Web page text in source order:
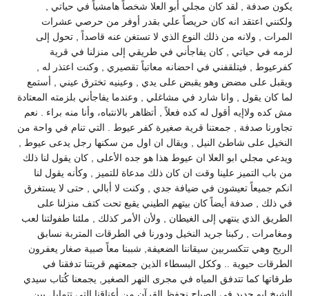
يكون صدفة , لقد كان مجلي أبو العلا شخصاً هامشياً في حياتي ,
ولكنني اعتقد انه كان حريصاً علي بقدر أوفر من حرصي عشرات
المرات , ولانه من ذلك النوع الذي لا تستغن عنه قاصداً , تحول إلى
لزمه في حياتي , كان يفاجأني في طريقي إلى منزلنا في قرية
كفرعيوط , فيتلقفني في احضانه معاتباً تقصيري , وكنت اعتذر له ,
ويقبل على مضض وهو يقبض على يدي , وعينيه تخترق عيني , أستمع
لما كان يقول , وانا شارد في مشاغلي , وعندما يفاجأني بلزمته المعتادة
مش كده ولاإيه أقول له كده فعلاً , أتظاهر بالانتباه، وأنا منه براء . نعم
تجاورنا صدفة , جمعتنا قرية صغيرة كفر عيوط . التي تنام في واحة من
النخيل على شاطئ النيل , ويقال ان اول من سكنها رجل يدعى عيوط ,
ويدعي مجلي ابو العلا ان عيوط هذا هو جده الأعلى , كان يقول لنا ذلك
من باب التميز علينا وقت ان كان ذلك مدعاة للتميز , وكأنه يقول لنا
انكم جميعاً تعيشون في ضيافة جدي , وكنت لا أبالي , حتى لا يستغرق
في ذلك , صدفة أيضاً كان بيتهم الطيني يقبع تحت كتف منزلنا على
الطريق الذي ينتهي إلى الغيطان , ولأن الأمر كذلك , ملئنا طفولتنا لعب
ومغامرات , ركبنا جريد النخيل ودورنا في الطرقات المتربة نسابق
الريح وهي تتكسربين سيقاننا الضعيفة, شببنا معاً صبية صغار يعفرون
الطرقات حيوية .. وككل البسطاء الذين جمعتهم قريتنا تدفقنا في
طرقاتها كما تتدفق المياه في مجرى النهر الصغير, يجمعنا كُتاب سيدي